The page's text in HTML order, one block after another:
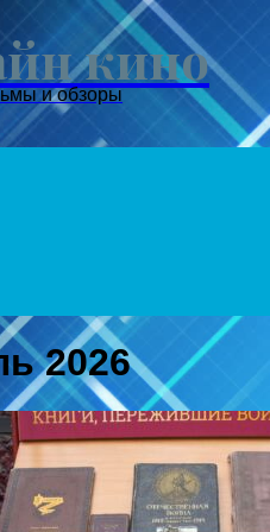
кино
и обзоры
2026